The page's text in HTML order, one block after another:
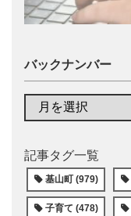
バックナンバー
記事タグ一覧
基山町 (979)
子育て (478)